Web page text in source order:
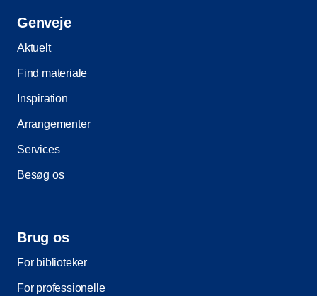
Genveje
Aktuelt
Find materiale
Inspiration
Arrangementer
Services
Besøg os
Brug os
For biblioteker
For professionelle